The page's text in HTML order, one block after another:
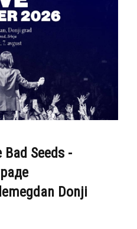
Bad Seeds -
Donji